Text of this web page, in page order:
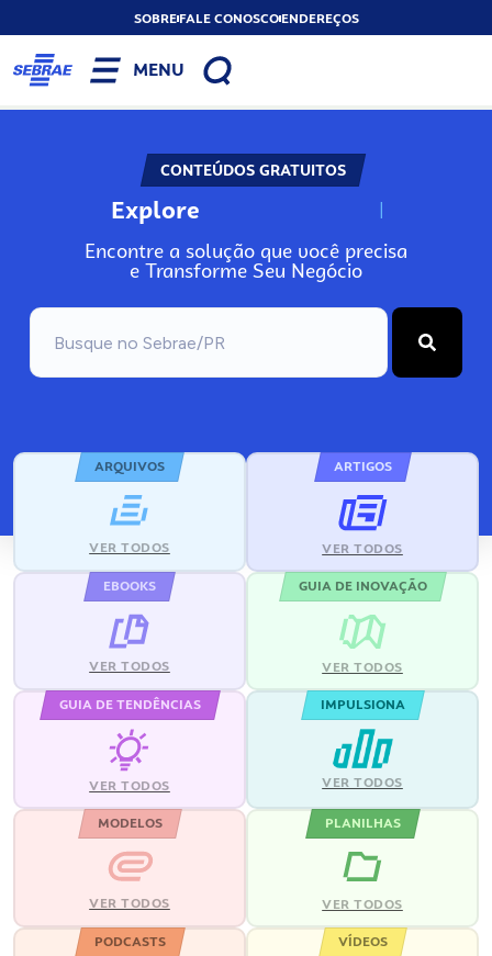
SOBREFALE CONOSCOENDEREÇOS
MENU
CONTEÚDOS GRATUITOS
Explore N
Encontre a solução que você precisa
e Transforme Seu Negócio
ARQUIVOS
VER TODOS
ARTIGOS
VER TODOS
EBOOKS
VER TODOS
GUIA DE INOVAÇÃO
VER TODOS
GUIA DE TENDÊNCIAS
VER TODOS
IMPULSIONA
VER TODOS
MODELOS
VER TODOS
PLANILHAS
VER TODOS
PODCASTS VÍDEOS